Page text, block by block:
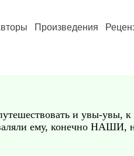
Произведения
и увы-увы,
ему, конечно